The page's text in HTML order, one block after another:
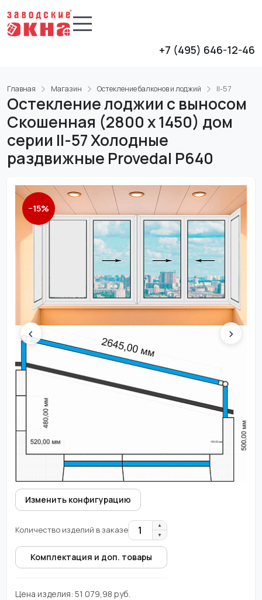
+7 (495) 646-12-46
Главная Магазин Остекление балконов и лоджий II-57
Остекление лоджии с выносом
Скошенная (2800 х 1450) дом
серии II-57 Холодные
раздвижные Provedal P640
−15%
‹ ›
Изменить конфигурацию
Количество изделий в заказе 1
▲
▼
Комплектация и доп. товары
Цена изделия: 51 079,98 руб.